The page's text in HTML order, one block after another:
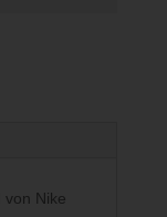
von Nike